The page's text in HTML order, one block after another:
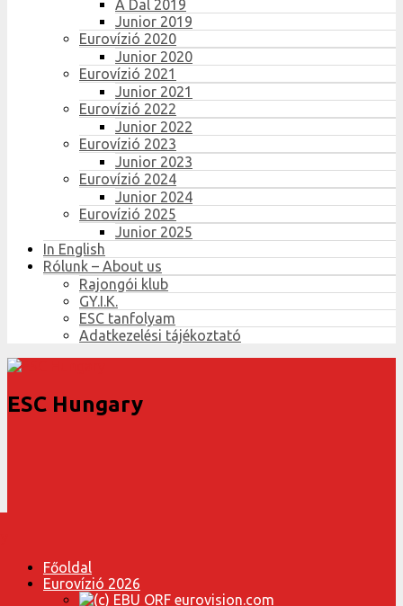
A Dal 2019
Junior 2019
Eurovízió 2020
Junior 2020
Eurovízió 2021
Junior 2021
Eurovízió 2022
Junior 2022
Eurovízió 2023
Junior 2023
Eurovízió 2024
Junior 2024
Eurovízió 2025
Junior 2025
In English
Rólunk – About us
Rajongói klub
GY.I.K.
ESC tanfolyam
Adatkezelési tájékoztató
ESC Hungary
Főoldal
Eurovízió 2026